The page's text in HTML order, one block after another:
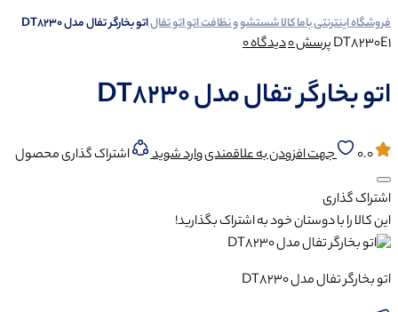
فروشگاه اینترنتی باما کالاشستشو و نظافتاتواتو تفالاتو بخارگر تفال مدل DT8230
DT8230E1پرسش0دیدگاه0
اتو بخارگر تفال مدل DT8230
0.0 جهت افزودن به علاقمندی وارد شوید اشتراک گذاری محصول
اشتراک گذاری
این کالا را با دوستان خود به اشتراک بگذارید!
اتو بخارگر تفال مدل DT8230